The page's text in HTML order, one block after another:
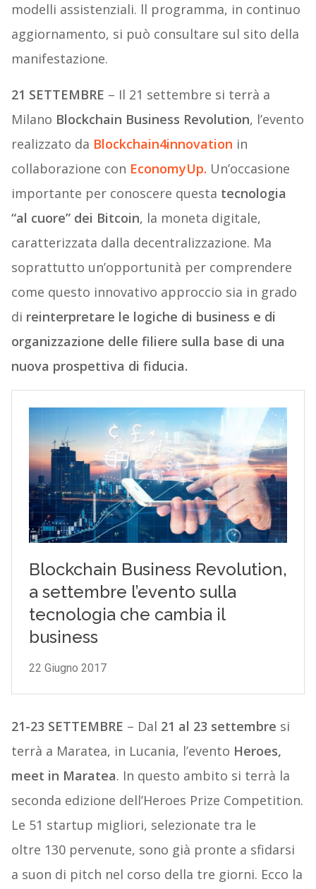
modelli assistenziali. ll programma, in continuo
aggiornamento, si può consultare sul sito della
manifestazione.
21 SETTEMBRE – Il 21 settembre si terrà a
Milano Blockchain Business Revolution, l’evento
realizzato da Blockchain4innovation in
collaborazione con EconomyUp. Un’occasione
importante per conoscere questa tecnologia
“al cuore” dei Bitcoin, la moneta digitale,
caratterizzata dalla decentralizzazione. Ma
soprattutto un’opportunità per comprendere
come questo innovativo approccio sia in grado
di reinterpretare le logiche di business e di
organizzazione delle filiere sulla base di una
nuova prospettiva di fiducia.
21-23 SETTEMBRE – Dal 21 al 23 settembre si
terrà a Maratea, in Lucania, l’evento Heroes,
meet in Maratea. In questo ambito si terrà la
seconda edizione dell’Heroes Prize Competition.
Le 51 startup migliori, selezionate tra le
oltre 130 pervenute, sono già pronte a sfidarsi
a suon di pitch nel corso della tre giorni. Ecco la